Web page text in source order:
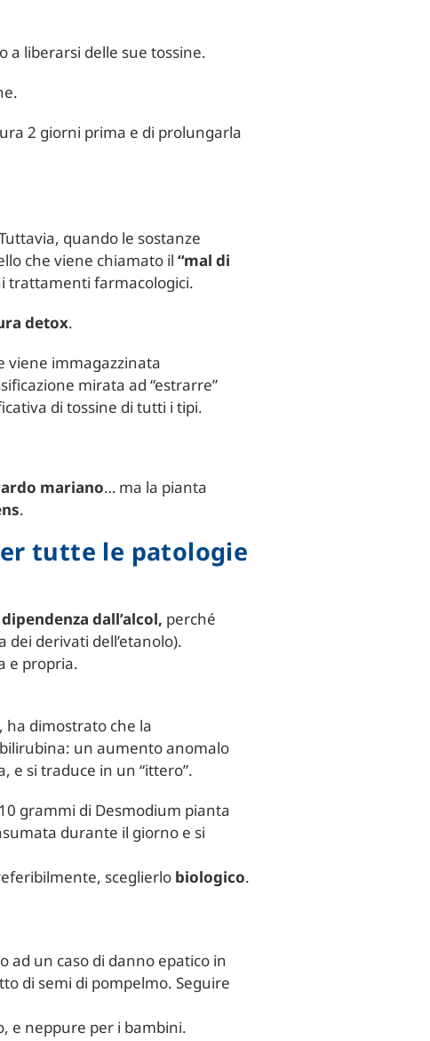
a liberarsi delle sue tossine.
2 giorni prima e di prolungarla
quando le sostanze
che viene chiamato il“mal di
trattamenti farmacologici.
detox.
viene immagazzinata
mirata ad “estrarre”
di tossine di tutti i tipi.
mariano… ma la pianta
.
tutte le patologie
dall’alcol, perché
derivati dell’etanolo).
e propria.
ha dimostrato che la
un aumento anomalo
e si traduce in un “ittero”.
grammi di Desmodium pianta
durante il giorno e si
sceglierlo biologico.
ad un caso di danno epatico in
di semi di pompelmo. Seguire
e neppure per i bambini.